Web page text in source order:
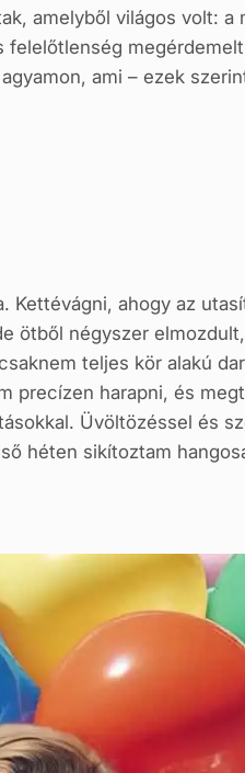
amelyből világos volt: a
ami – ezek
ahogy az
ötből négyszer
teljes kör alakú
precízen harapni, és
Üvöltözéssel és
héten sikítoztam